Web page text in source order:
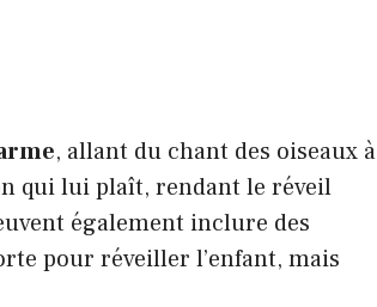
, allant du chant des oiseaux à
qui lui plaît, rendant le réveil
également inclure des
pour réveiller l’enfant, mais